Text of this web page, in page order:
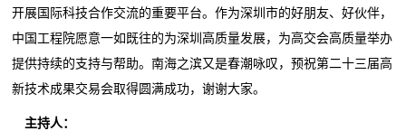
开展国际科技合作交流的重要平台。作为深圳市的好朋友、好伙伴，
中国工程院愿意一如既往的为深圳高质量发展，为高交会高质量举办
提供持续的支持与帮助。南海之滨又是春潮咏叹，预祝第二十三届高
新技术成果交易会取得圆满成功，谢谢大家。
主持人：